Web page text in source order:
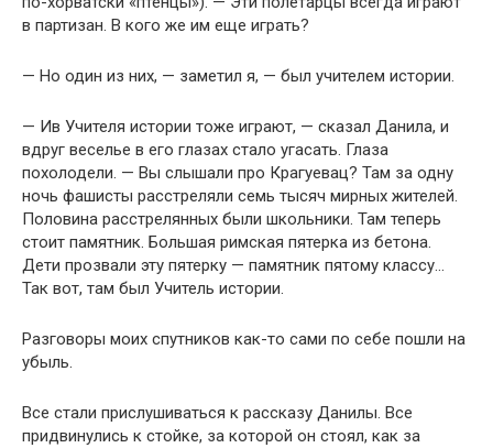
в партизан. В кого же им еще играть?
— Но один из них, — заметил я, — был учителем истории.
— Ив Учителя истории тоже играют, — сказал Данила, и
вдруг веселье в его глазах стало угасать. Глаза
похолодели. — Вы слышали про Крагуевац? Там за одну
ночь фашисты расстреляли семь тысяч мирных жителей.
Половина расстрелянных были школьники. Там теперь
стоит памятник. Большая римская пятерка из бетона.
Дети прозвали эту пятерку — памятник пятому классу…
Так вот, там был Учитель истории.
Разговоры моих спутников как-то сами по себе пошли на
убыль.
Все стали прислушиваться к рассказу Данилы. Все
придвинулись к стойке, за которой он стоял, как за